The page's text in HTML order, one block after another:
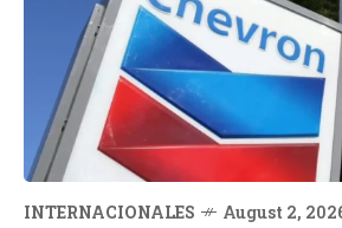
INTERNACIONALES August 2,